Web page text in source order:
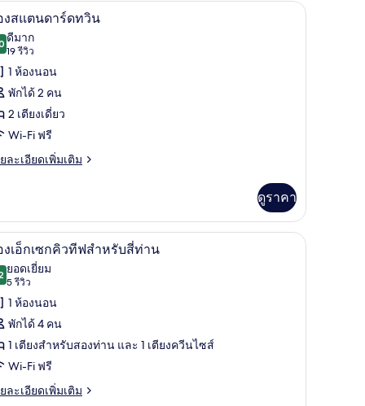
โต๊ะทำงาน, ผ้าม่านกันแสง, Wi-Fi ฟรี
ถ่าย
หมด
ง
ตนดาร์ด
น
ห้องสแตนดาร์ดทวิน | ตู้นิรภัยในห้องพัก, โต๊ะท
11
งสแตนดาร์ดทวิน
จาก 10
ดีมาก
19 รีวิว
(19
รีวิว)
1 ห้องนอน
พักได้ 2 คน
2 เตียงเดี่ยว
Wi-Fi ฟรี
ละเอียดเพิ่มเติม
ตนดาร์ด
ดูราคา
, โต๊ะทำงาน, ผ้าม่านกันแสง, Wi-Fi ฟรี
พถ่าย
หมด
ง
ห้องเอ็กเซกคิวทีฟสำหรับสี่ท่าน | ตู้นิรภัยในห้อ
14
งเอ็กเซกคิวทีฟสำหรับสี่ท่าน
จาก 10
ยอดเยี่ยม
5 รีวิว
(5
รีวิว)
1 ห้องนอน
พักได้ 4 คน
1 เตียงสำหรับสองท่าน และ 1 เตียงควีนไซส์
Wi-Fi ฟรี
ละเอียดเพิ่มเติม